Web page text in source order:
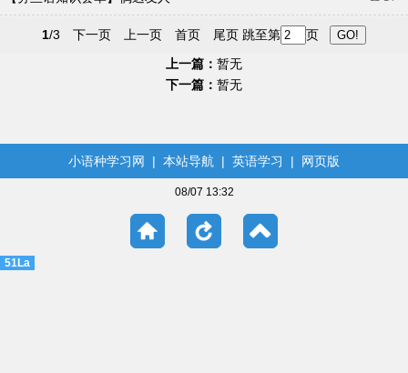
1/3 下一页 上一页 首页 尾页 跳至第
页
上一篇： 暂无
下一篇： 暂无
小语种学习网 | 本站导航 | 英语学习 | 网页版
08/07 13:32
51La